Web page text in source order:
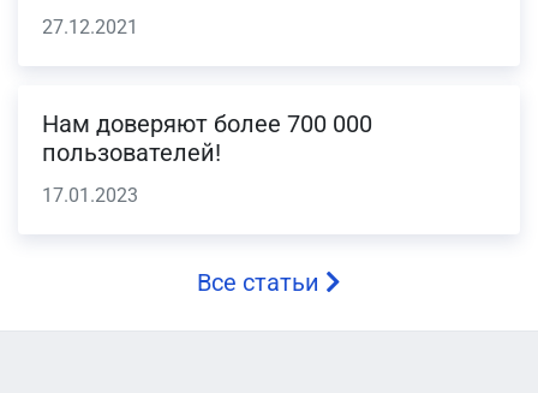
27.12.2021
Нам доверяют более 700 000
пользователей!
17.01.2023
Все статьи